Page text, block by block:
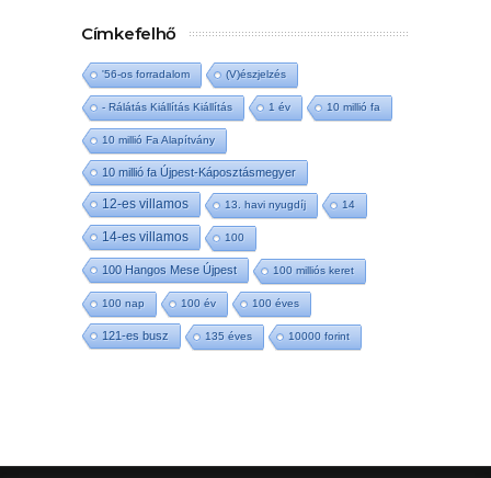
Címkefelhő
'56-os forradalom (V)észjelzés
- Rálátás Kiállítás Kiállítás 1 év 10 millió fa
10 millió Fa Alapítvány
10 millió fa Újpest-Káposztásmegyer
12-es villamos 13. havi nyugdíj 14
14-es villamos 100
100 Hangos Mese Újpest 100 milliós keret
100 nap 100 év 100 éves
121-es busz 135 éves 10000 forint